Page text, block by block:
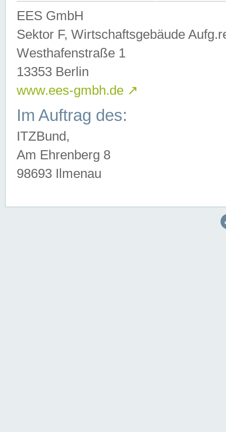
EES GmbH
Sektor F, Wirtschaftsgebäude
Westhafenstraße 1
13353 Berlin
www.ees-gmbh.de ↗
Im Auftrag des:
ITZBund,
Am Ehrenberg 8
98693 Ilmenau